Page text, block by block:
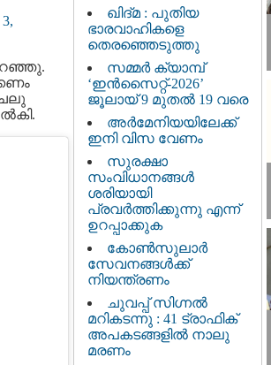
ഖിദ്മ : പുതിയ
ഭാരവാഹികളെ
തെരഞ്ഞെടുത്തു
സമ്മർ ക്യാമ്പ്
‘ഇൻസൈറ്റ്-2026’
ജൂലായ് 9 മുതൽ 19 വരെ
അർമേനിയയിലേക്ക്
ഇനി വിസ വേണം
സുരക്ഷാ
സംവിധാനങ്ങൾ
ശരിയായി
പ്രവർത്തിക്കുന്നു എന്ന്
ഉറപ്പാക്കുക
കോൺസുലാർ
സേവനങ്ങൾക്ക്
നിയന്ത്രണം
ചുവപ്പ് സിഗ്നൽ
മറികടന്നു : 41 ട്രാഫിക്
അപകടങ്ങളിൽ നാലു
മരണം